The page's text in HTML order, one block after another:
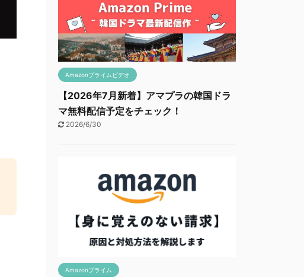
Amazonプライムビデオ
【2026年7月新着】アマプラの韓国ドラ
マ無料配信予定をチェック！
2026/6/30
Amazonプライム